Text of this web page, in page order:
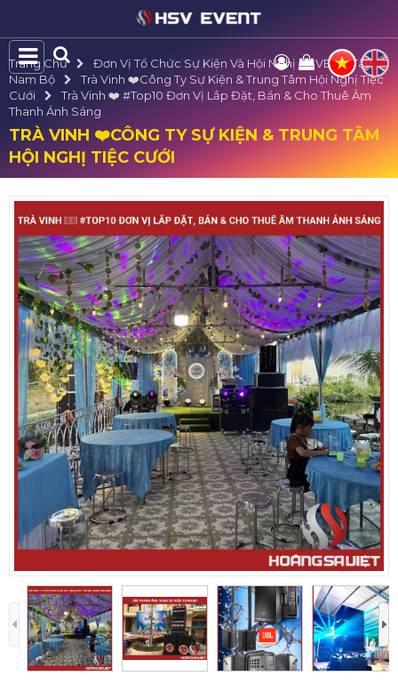
Trang Chủ
Đơn Vị Tổ Chức Sự Kiện Và Hội Nghị HSVE Tại Tây
Nam Bộ
Trà Vinh ❤️️Công Ty Sự Kiện & Trung Tâm Hội Nghị Tiệc
Cưới
Trà Vinh ❤️️ #top10 Đơn Vị Lắp Đặt, Bán & Cho Thuê Âm
Thanh Ánh Sáng
TRÀ VINH ❤️️CÔNG TY SỰ KIỆN & TRUNG TÂM
HỘI NGHỊ TIỆC CƯỚI